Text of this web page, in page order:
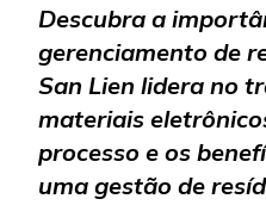
Descubra a
gerenciamento de
San Lien lidera no
materiais el
processo e os
uma gestão de